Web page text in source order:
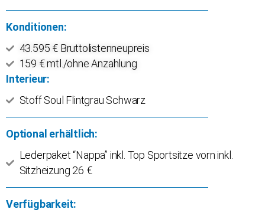
Konditionen:
43.595 € Bruttolistenneupreis
159 € mtl./ohne Anzahlung
Interieur:
Stoff Soul Flintgrau Schwarz
Optional erhältlich:
Lederpaket “Nappa” inkl. Top Sportsitze vorn inkl.
Sitzheizung 26 €
Verfügbarkeit: